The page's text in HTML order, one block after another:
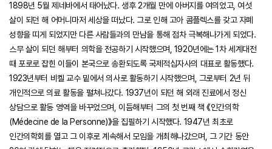
1898년 5월 제네바에서 태어났다. 생후 2개월 만에 아버지를 여의었고, 여섯
살이 되던 해 어머니마저 세상을 떠났다. 그로 인해 고아 콤플렉스를 갖고 자폐
성향을 띠게 되었지만 다른 사람들과의 만남을 통해 점차 극복해나가게 되었다.
스무 살이 되던 해부터 의학을 전공하기 시작했으며, 1920년에는 1차 세계대전
때 포로로 잡힌 이들이 본국으로 송환되도록 국제적십자사의 대표로 활동했다.
1923년부터 비켈 교수 밑에서 의사로 활동하기 시작했으며, 그로부터 2년 뒤
개인적으로 의료 활동을 펼쳐나갔다. 1937년이 되던 해 외래 진료에서 정신
상담으로 활동 영역을 바꾸었으며, 이듬해부터 그의 첫 번째 책 《인간의학
(Médecine de la Personne)》을 집필하기 시작했다. 1947년 최초로
인간의학회를 열고 그 이후로 계속해서 모임을 개최해나갔으며, 그 기간 동안